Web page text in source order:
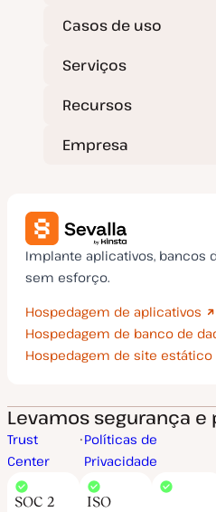
Casos de uso
Serviços
Recursos
Empresa
Implante aplicativos, bancos
sem esforço.
Hospedagem de aplicativos
Hospedagem de banco de
Hospedagem de site estático
Levamos segurança e
Trust
Center
Políticas de
Privacidade
SOC 2
ISO